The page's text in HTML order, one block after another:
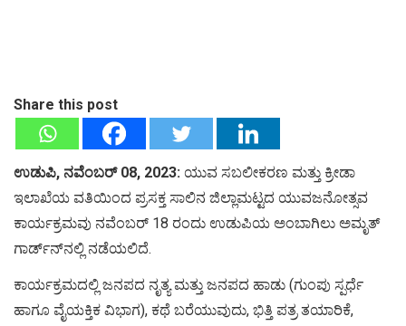
Share this post
ಉಡುಪಿ, ನವೆಂಬರ್ 08, 2023: ಯುವ ಸಬಲೀಕರಣ ಮತ್ತು ಕ್ರೀಡಾ
ಇಲಾಖೆಯ ವತಿಯಿಂದ ಪ್ರಸಕ್ತ ಸಾಲಿನ ಜಿಲ್ಲಾಮಟ್ಟದ ಯುವಜನೋತ್ಸವ
ಕಾರ್ಯಕ್ರಮವು ನವೆಂಬರ್ 18 ರಂದು ಉಡುಪಿಯ ಅಂಬಾಗಿಲು ಅಮೃತ್
ಗಾರ್ಡ್‍ನ್‍ನಲ್ಲಿ ನಡೆಯಲಿದೆ.
ಕಾರ್ಯಕ್ರಮದಲ್ಲಿ ಜನಪದ ನೃತ್ಯ ಮತ್ತು ಜನಪದ ಹಾಡು (ಗುಂಪು ಸ್ಪರ್ಧೆ
ಹಾಗೂ ವೈಯಕ್ತಿಕ ವಿಭಾಗ), ಕಥೆ ಬರೆಯುವುದು, ಭಿತ್ತಿ ಪತ್ರ ತಯಾರಿಕೆ,